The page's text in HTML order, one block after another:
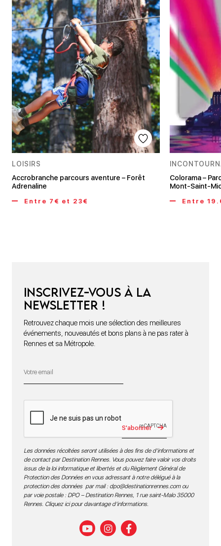
LOISIRS
Accrobranche parcours aventure – Forêt
Adrenaline
Entre 7€ et 23€
Colorama –
Mont-Saint-
Entre
Inscrivez-vous à la
newsletter !
Retrouvez chaque mois une sélection des meilleures
événements, nouveautés et bons plans à ne pas rater à
Rennes et sa Métropole.
S'abonner
Les données récoltées seront utilisées à des fins de d’informations et
de contact par Destination Rennes. Vous pouvez faire valoir vos droits
issus de la loi informatique et libertés et du Règlement Général de
Protection des Données en vous adressant à notre délégué à la
protection des données par mail : dpo@destinationrennes.comou
par voie postale : DPO – Destination Rennes, 1 rue saint-Malo 35000
Rennes. Cliquez ici pour davantage d’informations.